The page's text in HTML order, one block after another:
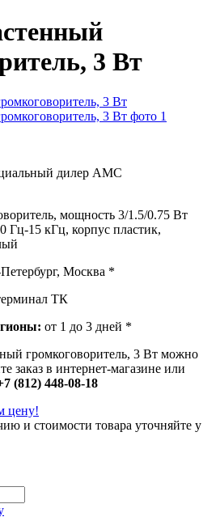
3 Вт
дилер AMC
мощность 3/1.5/0.75 Вт
Гц-15 кГц, корпус пластик,
Москва *
ТК
от 1 до 3 дней *
громкоговоритель, 3 Вт можно
заказ в интернет-магазине или
(812) 448-08-18
цену!
и стоимости товара уточняйте у